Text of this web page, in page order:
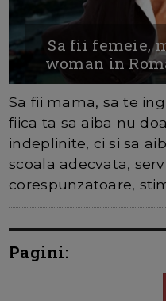
Sa fii femeie,
woman in
Sa fii mama, sa te
fiica ta sa aiba nu
indeplinite, ci si sa
scoala adecvata,
corespunzatoare,
Pagini: